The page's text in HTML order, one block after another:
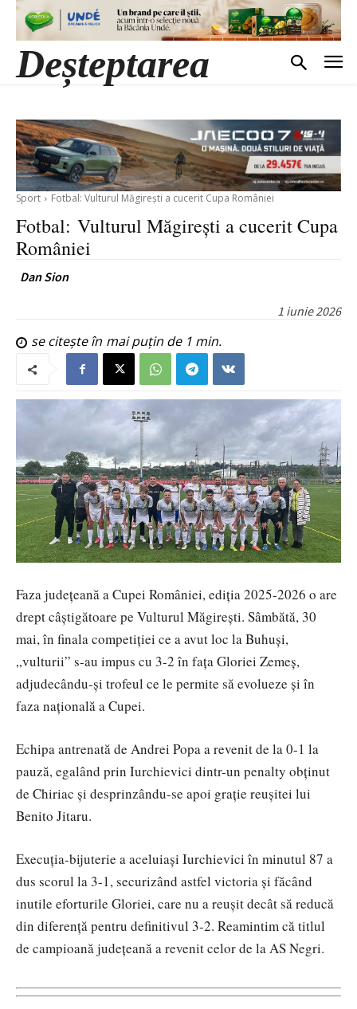
Deșteptarea
Sport Fotbal: Vulturul Măgirești a cucerit Cupa României
Fotbal: Vulturul Măgirești a cucerit Cupa
României
Dan Sion
1 iunie 2026
se citește în mai puțin de 1 min.
Faza județeană a Cupei României, ediția 2025-2026 o are
drept câștigătoare pe Vulturul Măgirești. Sâmbătă, 30
mai, în finala competiției ce a avut loc la Buhuși,
„vulturii” s-au impus cu 3-2 în fața Gloriei Zemeș,
adjudecându-și trofeul ce le permite să evolueze și în
faza națională a Cupei.
Echipa antrenată de Andrei Popa a revenit de la 0-1 la
pauză, egalând prin Iurchievici dintr-un penalty obținut
de Chiriac și desprinzându-se apoi grație reușitei lui
Benito Jitaru.
Execuția-bijuterie a aceluiași Iurchievici în minutul 87 a
dus scorul la 3-1, securizând astfel victoria și făcând
inutile eforturile Gloriei, care nu a reușit decât să reducă
din diferență pentru definitivul 3-2. Reamintim că titlul
de campioană județeană a revenit celor de la AS Negri.